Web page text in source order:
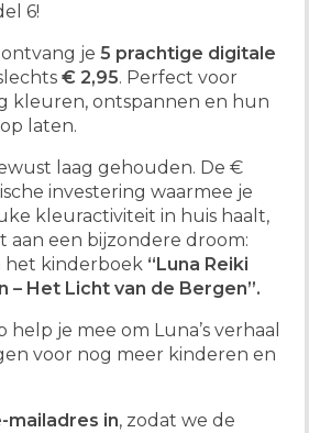
6!
je5 prachtige digitale
€ 2,95. Perfect voor
kleuren, ontspannen en hun
laten.
laag gehouden. De €
investering waarmee je
kleuractiviteit in huis haalt,
aan een bijzondere droom:
het kinderboek “Luna Reiki
– Het Licht van de Bergen”.
je mee om Luna’s verhaal
voor nog meer kinderen en
mailadres in, zodat we de